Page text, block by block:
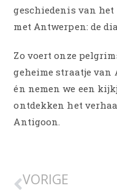
geschiedenis van het
met Antwerpen: de
Zo voert onze
geheime straatje van
én nemen we een
ontdekken het
Antigoon.
VORIGE